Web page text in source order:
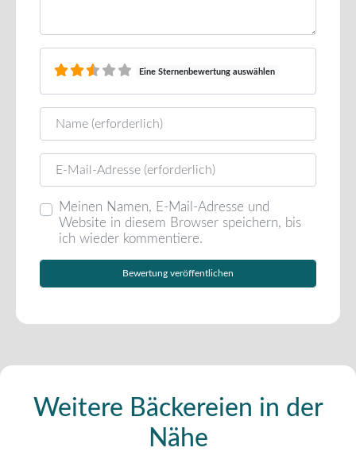
Eine Sternenbewertung auswählen
Name
E-Mail
Meinen Namen, E-Mail-Adresse und
Website in diesem Browser speichern, bis
ich wieder kommentiere.
Weitere Bäckereien in der
Nähe